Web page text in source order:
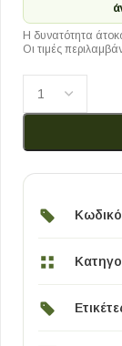
Η δυνατότητα
Οι τιμές